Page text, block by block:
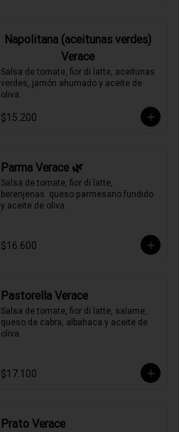
Napolitana (aceitunas verdes)
Verace
Salsa de tomate, fior di latte, aceitunas
verdes, jamón ahumado y aceite de
oliva.
$15.200
Parma Verace 🌿
Salsa de tomate, fior di latte,
berenjenas  queso parmesano fundido
y aceite de oliva.
$16.600
Pastorella Verace
Salsa de tomate, fior di latte, salame,
queso de cabra, albahaca y aceite de
oliva.
$17.100
Prato Verace